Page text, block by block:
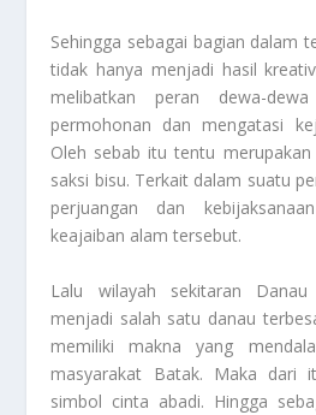
Sehingga sebagai bagian dalam
tidak hanya menjadi hasil
melibatkan peran dewa-
permohonan dan mengatasi
Oleh sebab itu tentu
saksi bisu. Terkait dalam suatu
perjuangan dan
keajaiban alam tersebut.
Lalu wilayah sekitaran
menjadi salah satu danau
memiliki makna yang
masyarakat Batak. Maka dari
simbol cinta abadi. Hingga